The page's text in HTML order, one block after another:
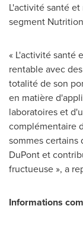
L'activité santé
segment
« L'activité santé
rentable avec
totalité de son
en matière
laboratoires et
complémentaire
sommes certains
DuPont et
fructueuse », a
Informations